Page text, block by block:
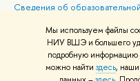
Мы используем файлы
НИУ ВШЭ и большего
подробную информацию
можно найти здесь, наши
Сведения об
Людям с ограниченными
Единая платежная страница
Работа в Вышке